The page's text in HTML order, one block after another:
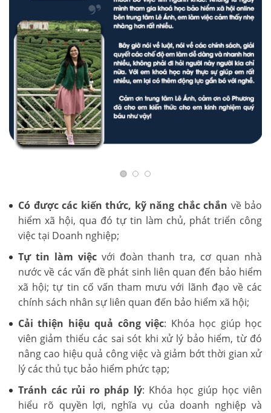
Có được các kiến thức, kỹ năng chắc chắn về bảo
hiểm xã hội, qua đó tự tin làm chủ, phát triển công
việc tại Doanh nghiệp;
Tự tin làm việcvới đoàn thanh tra, cơ quan nhà
nước về các vấn đề phát sinh liên quan đến bảo hiểm
xã hội; tự tin cố vấn tham mưu với lãnh đạo về các
chính sách nhân sự liên quan đến bảo hiểm xã hội;
Cải thiện hiệu quả công việc: Khóa học giúp học
viên giảm thiểu các sai sót khi xử lý bảo hiểm, từ đó
nâng cao hiệu quả công việc và giảm bớt thời gian xử
lý các thủ tục bảo hiểm phức tạp;
Tránh các rủi ro pháp lý: Khóa học giúp học viên
hiểu rõ quyền lợi, nghĩa vụ của doanh nghiệp và